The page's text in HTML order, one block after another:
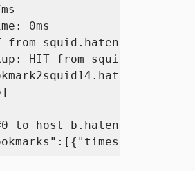
0ms
from squid.hatena.ne.jp
HIT from
to host b.hatena.ne.jp